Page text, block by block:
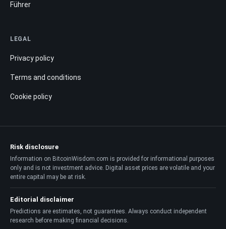
Führer
LEGAL
Privacy policy
Terms and conditions
Cookie policy
Risk disclosure
Information on BitcoinWisdom.com is provided for informational purposes
only and is not investment advice. Digital asset prices are volatile and your
entire capital may be at risk.
Editorial disclaimer
Predictions are estimates, not guarantees. Always conduct independent
research before making financial decisions.